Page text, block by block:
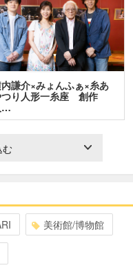
謙介×みょんふぁ×糸あ
つり人形一糸座 創作
…
む
美術館/博物館